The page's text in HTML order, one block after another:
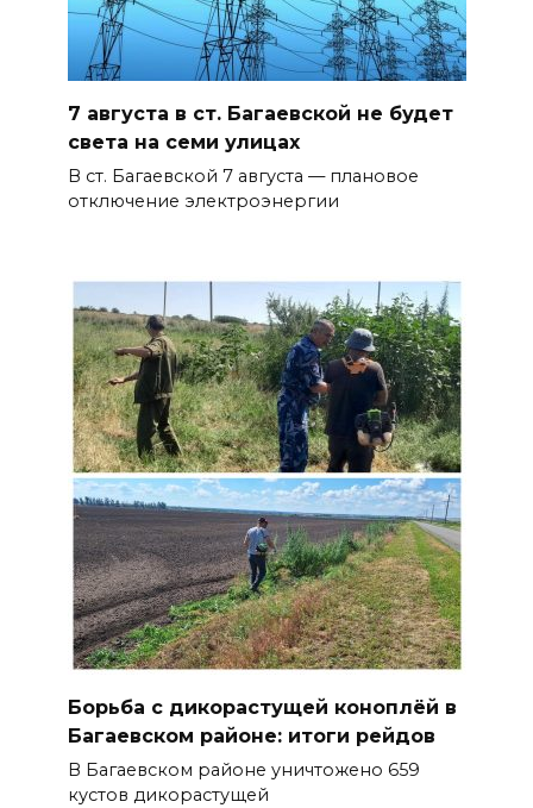
7 августа в ст. Багаевской не будет
света на семи улицах
В ст. Багаевской 7 августа — плановое
отключение электроэнергии
Борьба с дикорастущей коноплёй в
Багаевском районе: итоги рейдов
В Багаевском районе уничтожено 659
кустов дикорастущей